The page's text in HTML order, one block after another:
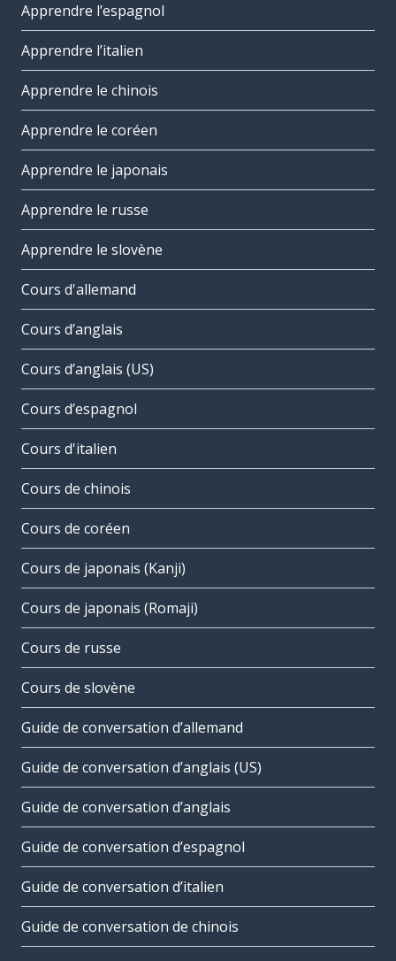
Apprendre l’espagnol
Apprendre l’italien
Apprendre le chinois
Apprendre le coréen
Apprendre le japonais
Apprendre le russe
Apprendre le slovène
Cours d'allemand
Cours d’anglais
Cours d’anglais (US)
Cours d’espagnol
Cours d'italien
Cours de chinois
Cours de coréen
Cours de japonais (Kanji)
Cours de japonais (Romaji)
Cours de russe
Cours de slovène
Guide de conversation d’allemand
Guide de conversation d’anglais (US)
Guide de conversation d’anglais
Guide de conversation d’espagnol
Guide de conversation d’italien
Guide de conversation de chinois